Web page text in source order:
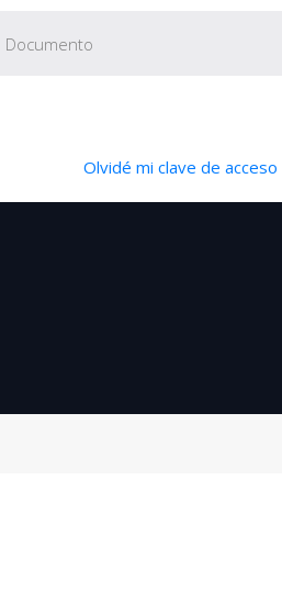
Olvidé mi clave de acceso